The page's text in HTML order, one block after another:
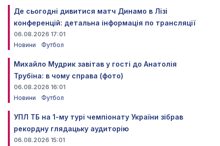
Де сьогодні дивитися матч Динамо в Лізі
конференцій: детальна інформація по трансляції
06.08.2026 17:01
Новини
Футбол
Михайло Мудрик завітав у гості до Анатолія
Трубіна: в чому справа (фото)
06.08.2026 16:01
Новини
Футбол
УПЛ ТБ на 1-му турі чемпіонату України зібрав
рекордну глядацьку аудиторію
06.08.2026 15:01